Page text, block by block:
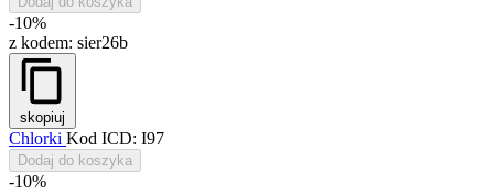
-10%
z kodem: sier26b
skopiuj
Chlorki Kod ICD: I97
Dodaj do koszyka
-10%